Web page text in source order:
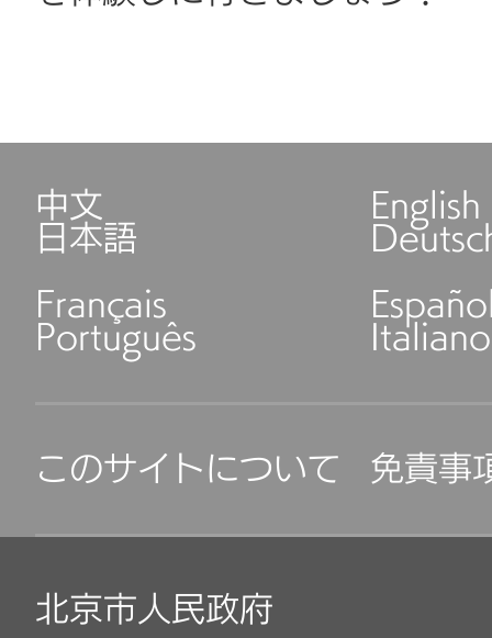
中文 English
日本語
Français
Português Italiano
このサイトについて 免責事
北京市人民政府